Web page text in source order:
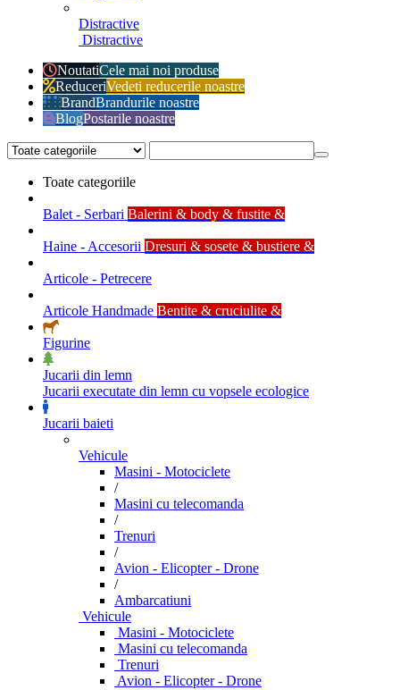
Distractive
Distractive
NoutatiCele mai noi produse
ReduceriVedeti reducerile noastre
BrandBrandurile noastre
BlogPostarile noastre
Toate categoriile
Balet - Serbari Balerini & body & fustite &
Haine - Accesorii Dresuri & sosete & bustiere &
Articole - Petrecere
Articole Handmade Bentite & cruciulite &
Figurine
Jucarii din lemn
Jucarii executate din lemn cu vopsele ecologice
Jucarii baieti
Vehicule
Masini - Motociclete
/
Masini cu telecomanda
/
Trenuri
/
Avion - Elicopter - Drone
/
Ambarcatiuni
Vehicule
Masini - Motociclete
Masini cu telecomanda
Trenuri
Avion - Elicopter - Drone